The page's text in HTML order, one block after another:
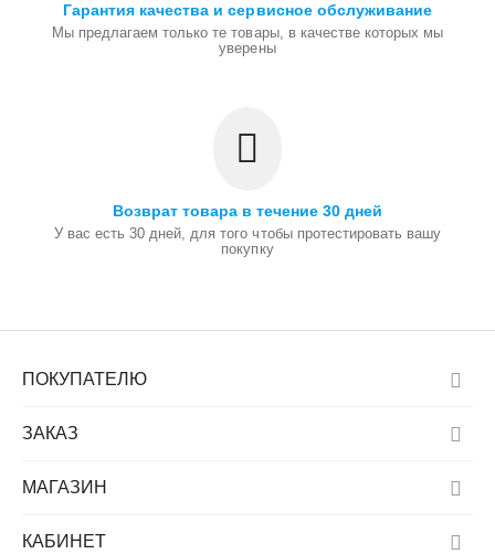
Гарантия качества и сервисное обслуживание
Мы предлагаем только те товары, в качестве которых мы
уверены
Возврат товара в течение 30 дней
У вас есть 30 дней, для того чтобы протестировать вашу
покупку
ПОКУПАТЕЛЮ
ЗАКАЗ
МАГАЗИН
КАБИНЕТ